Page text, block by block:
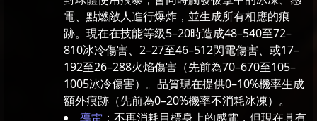
電、點燃敵人進行爆炸，並生成所有相應的痕
跡。現在在技能等級5–20時造成48–540至72–
810冰冷傷害、2–27至46–512閃電傷害、或17–
192至26–288火焰傷害（先前為70–670至105–
1005冰冷傷害）。品質現在提供0–10%機率生成
額外痕跡（先前為0–20%機率不消耗冰凍）。
導雷 ：不再消耗目標身上的感電，但現在具有